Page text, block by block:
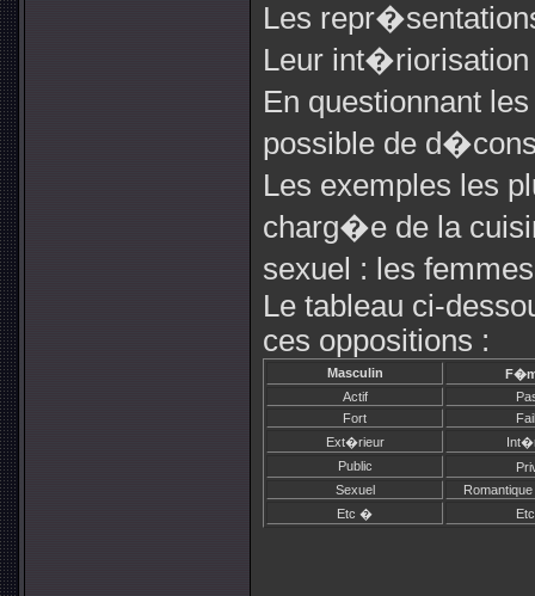
Les
Leur
En questionnant
possible de
Les exemples les
charg�e de la
sexuel : les
Le tableau ci-
ces oppositions :
Masculin
Actif
Fort
Ext�rieur
Public
Sexuel
Etc �